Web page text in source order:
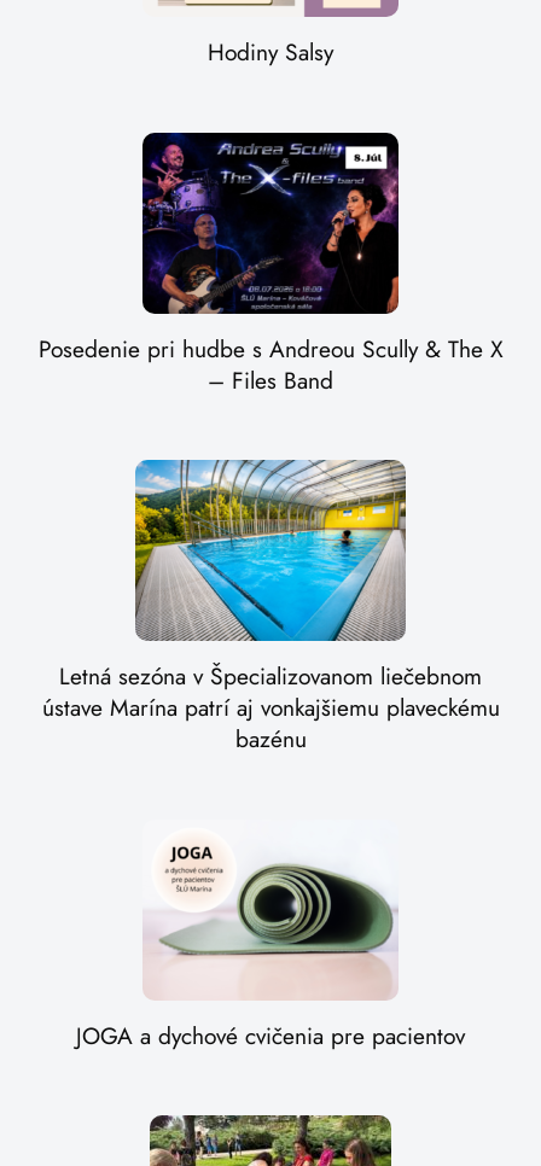
Hodiny Salsy
Posedenie pri hudbe s Andreou Scully & The X
– Files Band
Letná sezóna v Špecializovanom liečebnom
ústave Marína patrí aj vonkajšiemu plaveckému
bazénu
JOGA a dychové cvičenia pre pacientov